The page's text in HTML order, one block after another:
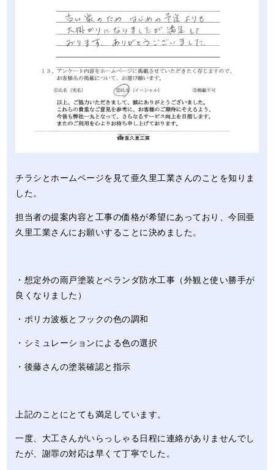
チラシとホームページを見て亜久里工業さんのことを知りま
した。
担当者の提案内容と工事の価格が希望にあっており、今回亜
久里工業さんにお願いすることに決めました。
・想定外の雨戸塗装とベランダ防水工事（外観と使い勝手が
良くなりました）
・ポリカ波板とフックの色の調和
・シミュレーションによる色の選択
・後藤さんの塗装確認と指示
上記のことにとても満足しています。
一度、大工さんがいらっしゃる日程に連絡がありませんでし
たが、謝罪の対応は早くて丁寧でした。